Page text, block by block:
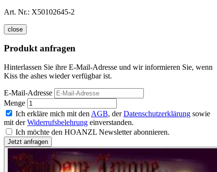
Art. Nr.: X50102645-2
close
Produkt anfragen
Hinterlassen Sie ihre E-Mail-Adresse und wir informieren Sie, wenn
Kiss the ashes wieder verfügbar ist.
E-Mail-Adresse
Menge
Ich erkläre mich mit den AGB, derDatenschutzerklärung sowie
mit derWiderrufsbelehrung einverstanden.
Ich möchte den HOANZL Newsletter abonnieren.